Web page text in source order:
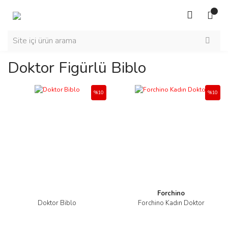
Doktor Figürlü Biblo
Doktor Biblo
%10
Forchino
Forchino Kadın Doktor
%10